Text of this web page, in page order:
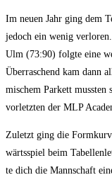
Im neu­en Jahr ging dem
jedoch ein wenig
Ulm (73:90) folg­te eine
Über­ra­schend kam dann
mi­schem Par­kett
vor­letz­ten der MLP
Zuletzt ging die
wärts­spiel beim
te dich die Mann­schaft